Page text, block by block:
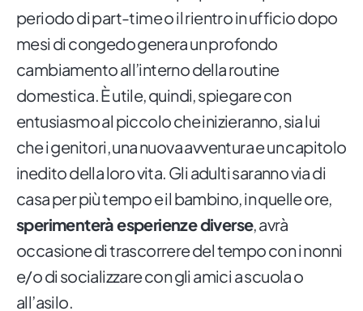
periodo di part-time o il rientro in ufficio dopo
mesi di congedo genera un profondo
cambiamento all’interno della routine
domestica. È utile, quindi, spiegare con
entusiasmo al piccolo che inizieranno, sia lui
che i genitori, una nuova avventura e un capitolo
inedito della loro vita. Gli adulti saranno via di
casa per più tempo e il bambino, in quelle ore,
sperimenterà esperienze diverse, avrà
occasione di trascorrere del tempo con i nonni
e/o di socializzare con gli amici a scuola o
all’asilo.